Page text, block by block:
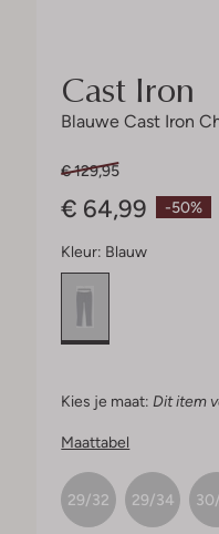
Cast Iron
Blauwe Cast Iron
-50%
€ 129,95
€ 64,99
Kleur: Blauw
Kies je maat: Dit item
Maattabel
29/32 29/34